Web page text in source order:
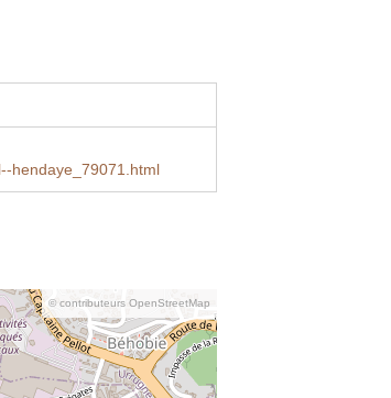
hendaye_79071.html
© contributeurs OpenStreetMap